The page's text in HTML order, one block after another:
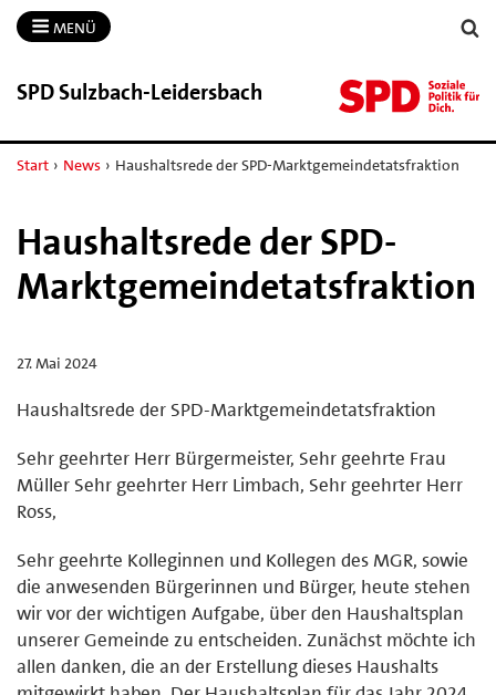
MENÜ
SPD Sulzbach-​Leidersbach
Start › News › Haushaltsrede der SPD-Marktgemeindetatsfraktion
Haushaltsrede der SPD-
Marktgemeindetatsfraktion
27. Mai 2024
Haushaltsrede der SPD-Marktgemeindetatsfraktion
Sehr geehrter Herr Bürgermeister, Sehr geehrte Frau
Müller Sehr geehrter Herr Limbach, Sehr geehrter Herr
Ross,
Sehr geehrte Kolleginnen und Kollegen des MGR, sowie
die anwesenden Bürgerinnen und Bürger, heute stehen
wir vor der wichtigen Aufgabe, über den Haushaltsplan
unserer Gemeinde zu entscheiden. Zunächst möchte ich
allen danken, die an der Erstellung dieses Haushalts